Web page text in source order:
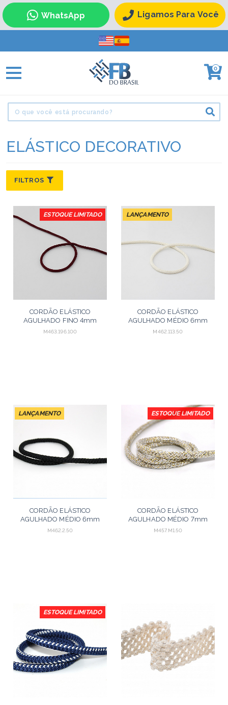
WhatsApp Ligamos Para Você
0
ELÁSTICO DECORATIVO
FILTROS
ESTOQUE LIMITADO
CORDÃO ELÁSTICO
AGULHADO FINO 4mm
VINHO 100m
M463.196.100
LANÇAMENTO
CORDÃO ELÁSTICO
AGULHADO MÉDIO 6mm
CHAMPAGNE 50m
M462.113.50
LANÇAMENTO
CORDÃO ELÁSTICO
AGULHADO MÉDIO 6mm
PRETO 50m
M462.2.50
ESTOQUE LIMITADO
CORDÃO ELÁSTICO
AGULHADO MÉDIO 7mm
SEM
M457.M1.50
ESTOQUE LIMITADO